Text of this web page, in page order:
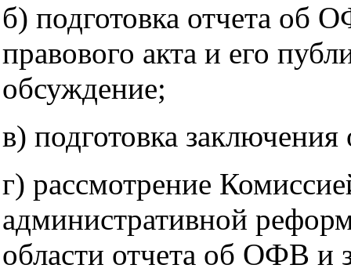
б) подготовка отчета об
правового акта и его
обсуждение;
в) подготовка
г) рассмотрение
административной
области отчета об ОФВ и